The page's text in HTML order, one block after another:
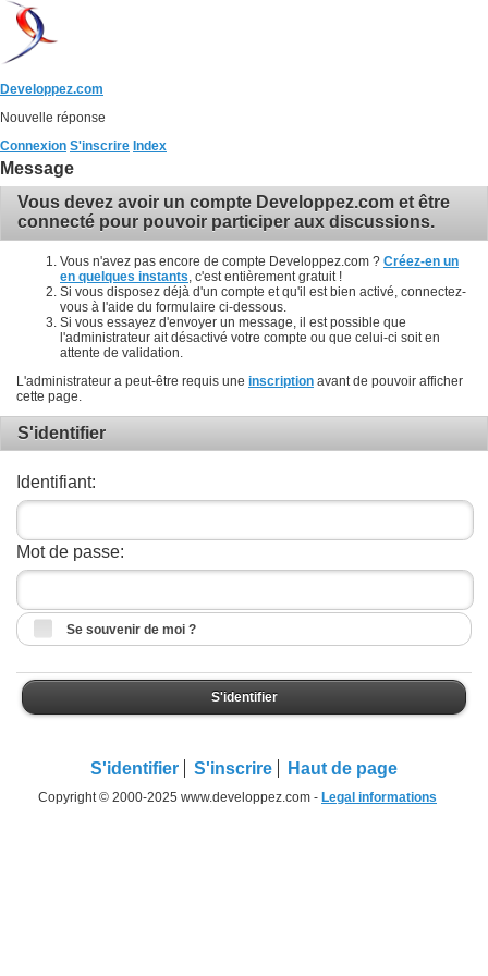
Developpez.com
Nouvelle réponse
Connexion S'inscrire Index
Message
Vous devez avoir un compte Developpez.com et être
connecté pour pouvoir participer aux discussions.
Vous n'avez pas encore de compte Developpez.com ? Créez-en un
en quelques instants , c'est entièrement gratuit !
Si vous disposez déjà d'un compte et qu'il est bien activé, connectez-
vous à l'aide du formulaire ci-dessous.
Si vous essayez d'envoyer un message, il est possible que
l'administrateur ait désactivé votre compte ou que celui-ci soit en
attente de validation.
L'administrateur a peut-être requis une inscription avant de pouvoir afficher
cette page.
S'identifier
Identifiant:
Mot de passe:
Se souvenir de moi ?
S'identifier
S'identifier S'inscrire Haut de page
Copyright © 2000-2025 www.developpez.com - Legal informations